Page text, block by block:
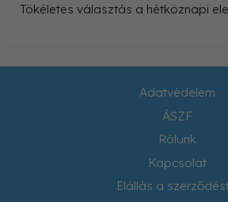
Tökéletes választás a hétköznapi
Adatvédelem
ÁSZF
Rólunk
Kapcsolat
Elállás a